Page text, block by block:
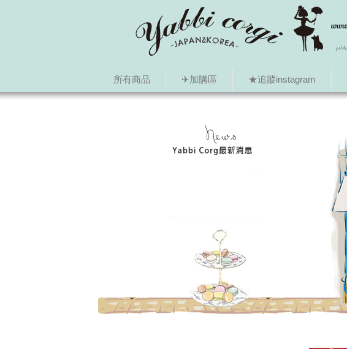
所有商品 ✈加購區 ★追蹤instagram